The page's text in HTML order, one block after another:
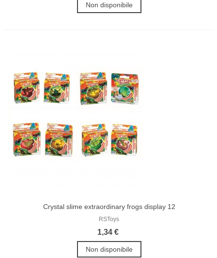
Non disponibile
Crystal slime extraordinary frogs display 12
RSToys
1,34 €
Non disponibile